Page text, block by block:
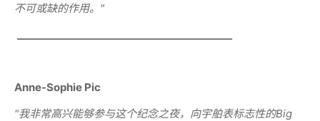
不可或缺的作用。 "
Anne-Sophie Pic
"我非常高兴能够参与这个纪念之夜，向宇舶表标志性的Big